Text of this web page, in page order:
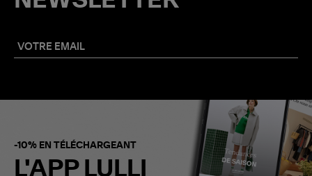
-10% EN TÉLÉCHARGEANT
L'APP LULLI